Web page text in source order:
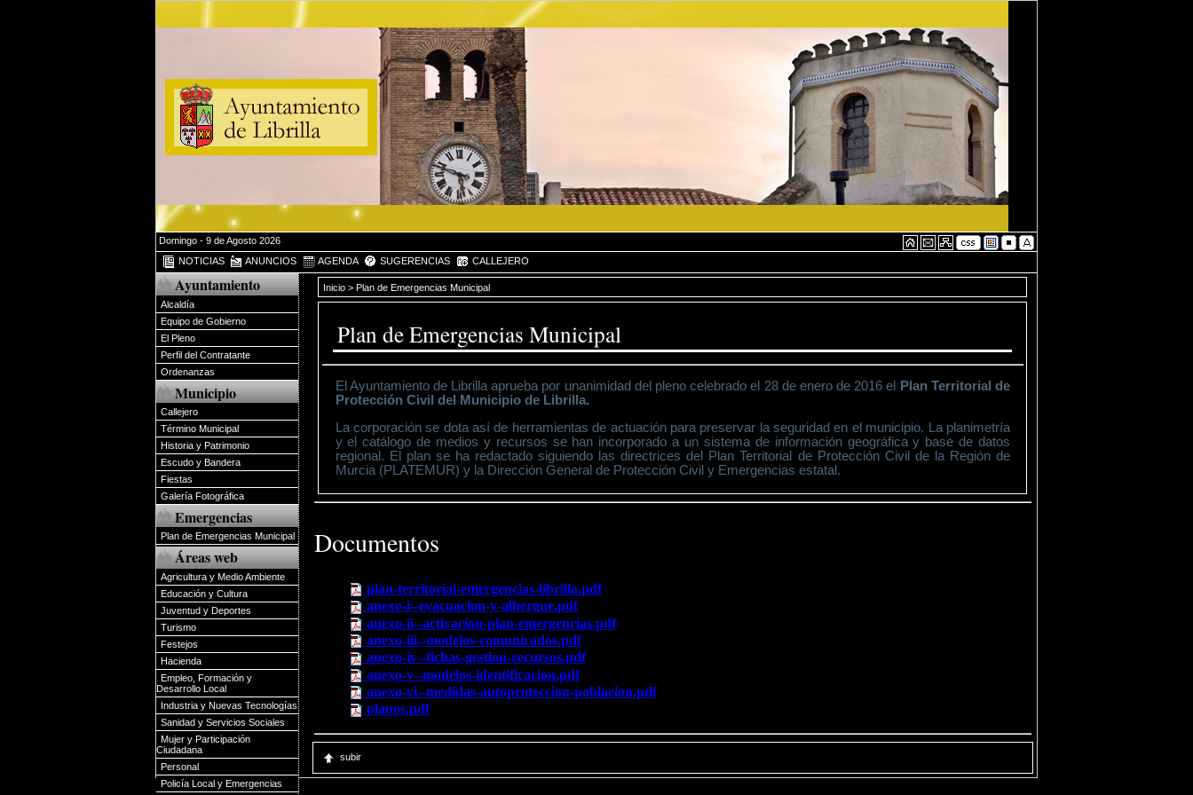
Domingo - 9 de Agosto 2026
NOTICIAS
ANUNCIOS AGENDA SUGERENCIAS CALLEJERO
Ayuntamiento
Alcaldía
Equipo de Gobierno
El Pleno
Perfil del Contratante
Ordenanzas
Municipio
Callejero
Término Municipal
Historia y Patrimonio
Escudo y Bandera
Fiestas
Galería Fotográfica
Emergencias
Plan de Emergencias Municipal
Áreas web
Agricultura y Medio Ambiente
Educación y Cultura
Juventud y Deportes
Turismo
Festejos
Hacienda
Empleo, Formación y
Desarrollo Local
Industria y Nuevas Tecnologías
Sanidad y Servicios Sociales
Mujer y Participación
Ciudadana
Personal
Policía Local y Emergencias
Inicio > Plan de Emergencias Municipal
Plan de Emergencias Municipal
El Ayuntamiento de Librilla aprueba por unanimidad del pleno celebrado el 28 de enero de 2016 el Plan Territorial de
Protección Civil del Municipio de Librilla.
La corporación se dota así de herramientas de actuación para preservar la seguridad en el municipio. La planimetría
y el catálogo de medios y recursos se han incorporado a un sistema de información geográfica y base de datos
regional. El plan se ha redactado siguiendo las directrices del Plan Territorial de Protección Civil de la Región de
Murcia (PLATEMUR) y la Dirección General de Protección Civil y Emergencias estatal.
Documentos
plan-territorial-emergencias-librilla.pdf
anexo-i--evacuacion-y-albergue.pdf
anexo-ii--activacion-plan-emergencias.pdf
anexo-iii--modelos-comunicados.pdf
anexo-iv--fichas-gestion-recursos.pdf
anexo-v--modelos-identificacion.pdf
anexo-vi--medidas-autoproteccion-poblacion.pdf
planos.pdf
subir